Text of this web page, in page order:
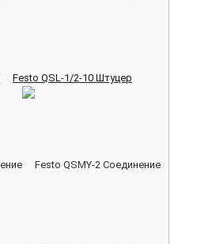
Festo QSL-1/2-10 Штуцер